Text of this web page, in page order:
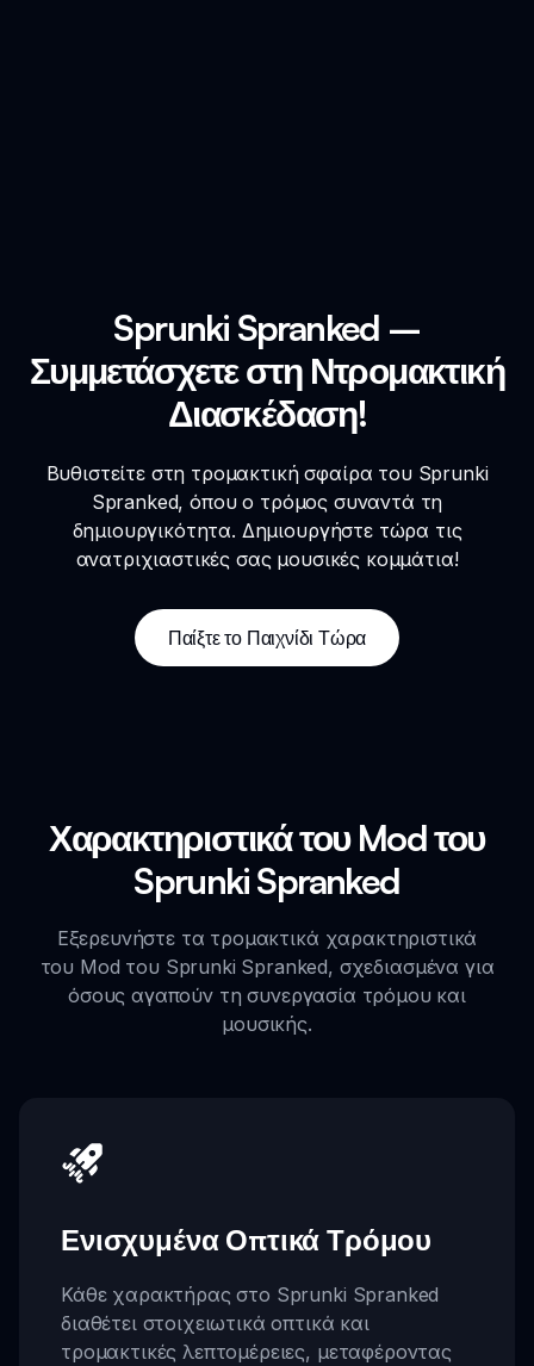
Sprunki Spranked –
Συμμετάσχετε στη Ντρομακτική
Διασκέδαση!
Βυθιστείτε στη τρομακτική σφαίρα του Sprunki
Spranked, όπου ο τρόμος συναντά τη
δημιουργικότητα. Δημιουργήστε τώρα τις
ανατριχιαστικές σας μουσικές κομμάτια!
Παίξτε το Παιχνίδι Τώρα
Χαρακτηριστικά του Mod του
Sprunki Spranked
Εξερευνήστε τα τρομακτικά χαρακτηριστικά
του Mod του Sprunki Spranked, σχεδιασμένα για
όσους αγαπούν τη συνεργασία τρόμου και
μουσικής.
Ενισχυμένα Οπτικά Τρόμου
Κάθε χαρακτήρας στο Sprunki Spranked
διαθέτει στοιχειωτικά οπτικά και
τρομακτικές λεπτομέρειες, μεταφέροντας